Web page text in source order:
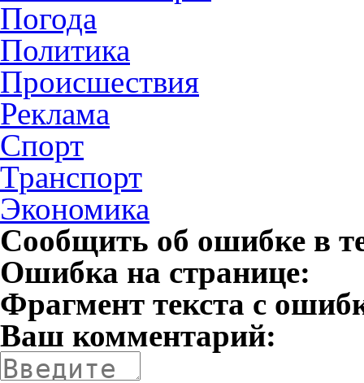
Погода
Политика
Происшествия
Реклама
Спорт
Транспорт
Экономика
Сообщить об ошибке в
Ошибка на странице:
Фрагмент текста с
Ваш комментарий: